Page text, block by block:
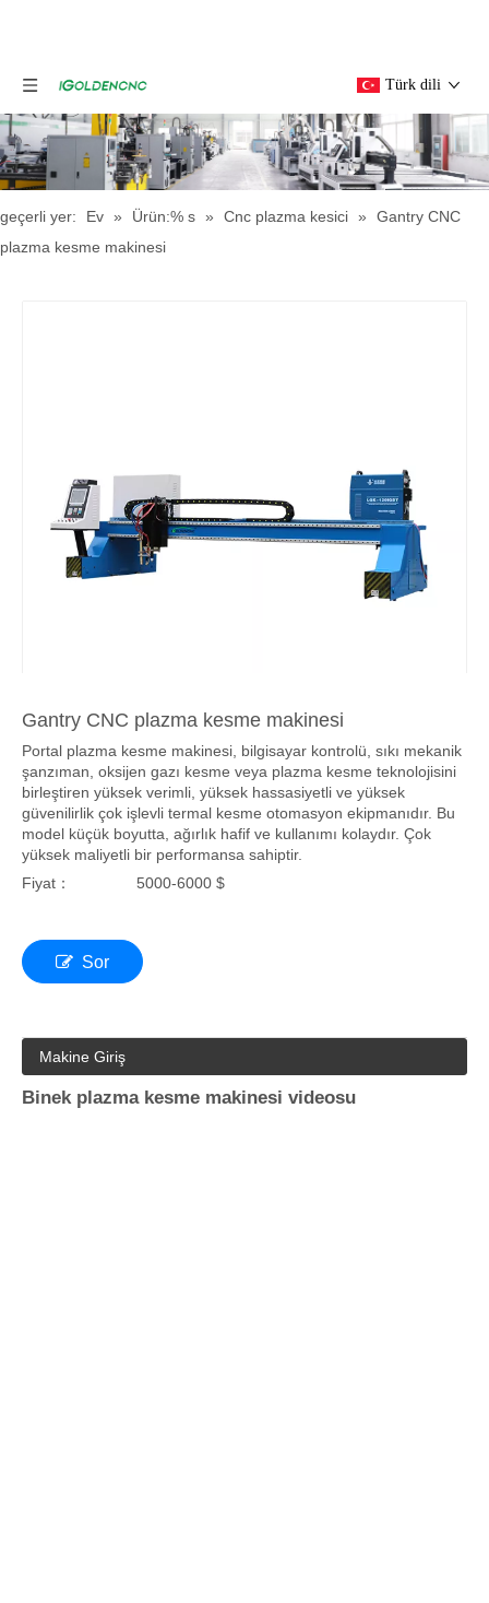
geçerli yer: Ev » Ürün:% s Cnc plazma kesici » Gantry CNC
plazma kesme makinesi
Gantry CNC plazma kesme makinesi
Portal plazma kesme makinesi, bilgisayar kontrolü, sıkı mekanik
şanzıman, oksijen gazı kesme veya plazma kesme teknolojisini
birleştiren yüksek verimli, yüksek hassasiyetli ve yüksek
güvenilirlik çok işlevli termal kesme otomasyon ekipmanıdır. Bu
model küçük boyutta, ağırlık hafif ve kullanımı kolaydır. Çok
yüksek maliyetli bir performansa sahiptir.
Makine Giriş